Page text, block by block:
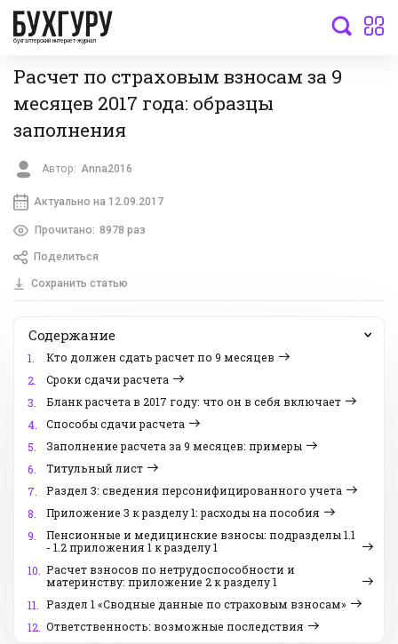
бухгалтерский интернет-журнал
Расчет по страховым взносам за 9
месяцев 2017 года: образцы
заполнения
Автор: Anna2016
Актуально на 12.09.2017
Прочитано: 8978 раз
Поделиться
Сохранить статью
Содержание
1.
Кто должен сдать расчет по 9 месяцев
2.
Сроки сдачи расчета
3.
Бланк расчета в 2017 году: что он в себя включает
4.
Способы сдачи расчета
5.
Заполнение расчета за 9 месяцев: примеры
6.
Титульный лист
7.
Раздел 3: сведения персонифицированного учета
8.
Приложение 3 к разделу 1: расходы на пособия
9.
Пенсионные и медицинские взносы: подразделы 1.1
- 1.2 приложения 1 к разделу 1
10. Расчет взносов по нетрудоспособности и
материнству: приложение 2 к разделу 1
11. Раздел 1 «Сводные данные по страховым взносам»
12. Ответственность: возможные последствия